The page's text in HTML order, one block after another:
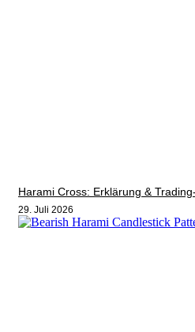
Harami Cross: Erklärung &
29. Juli 2026